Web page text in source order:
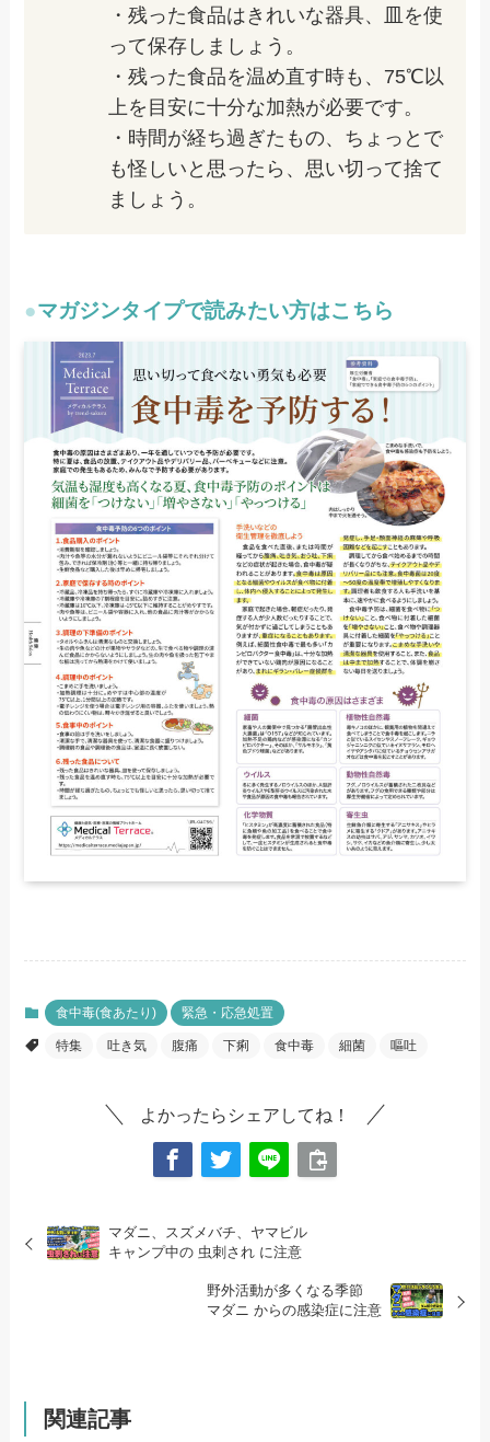
・残った食品はきれいな器具、皿を使
って保存しましょう。
・残った食品を温め直す時も、75℃以
上を目安に十分な加熱が必要です。
・時間が経ち過ぎたもの、ちょっとで
も怪しいと思ったら、思い切って捨て
ましょう。
●マガジンタイプで読みたい方はこちら
食中毒(食あたり) 緊急・応急処置
特集 吐き気 腹痛 下痢 食中毒 細菌 嘔吐
よかったらシェアしてね！
マダニ、スズメバチ、ヤマビル
キャンプ中の 虫刺され に注意
野外活動が多くなる季節
マダニ からの感染症に注意
関連記事